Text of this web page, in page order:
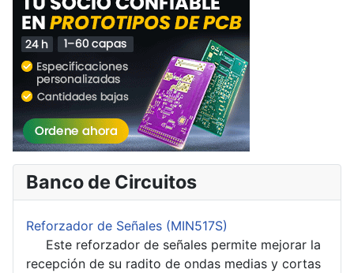
Banco de Circuitos
Reforzador de Señales (MIN517S)
Este reforzador de señales permite mejorar la
recepción de su radito de ondas medias y cortas